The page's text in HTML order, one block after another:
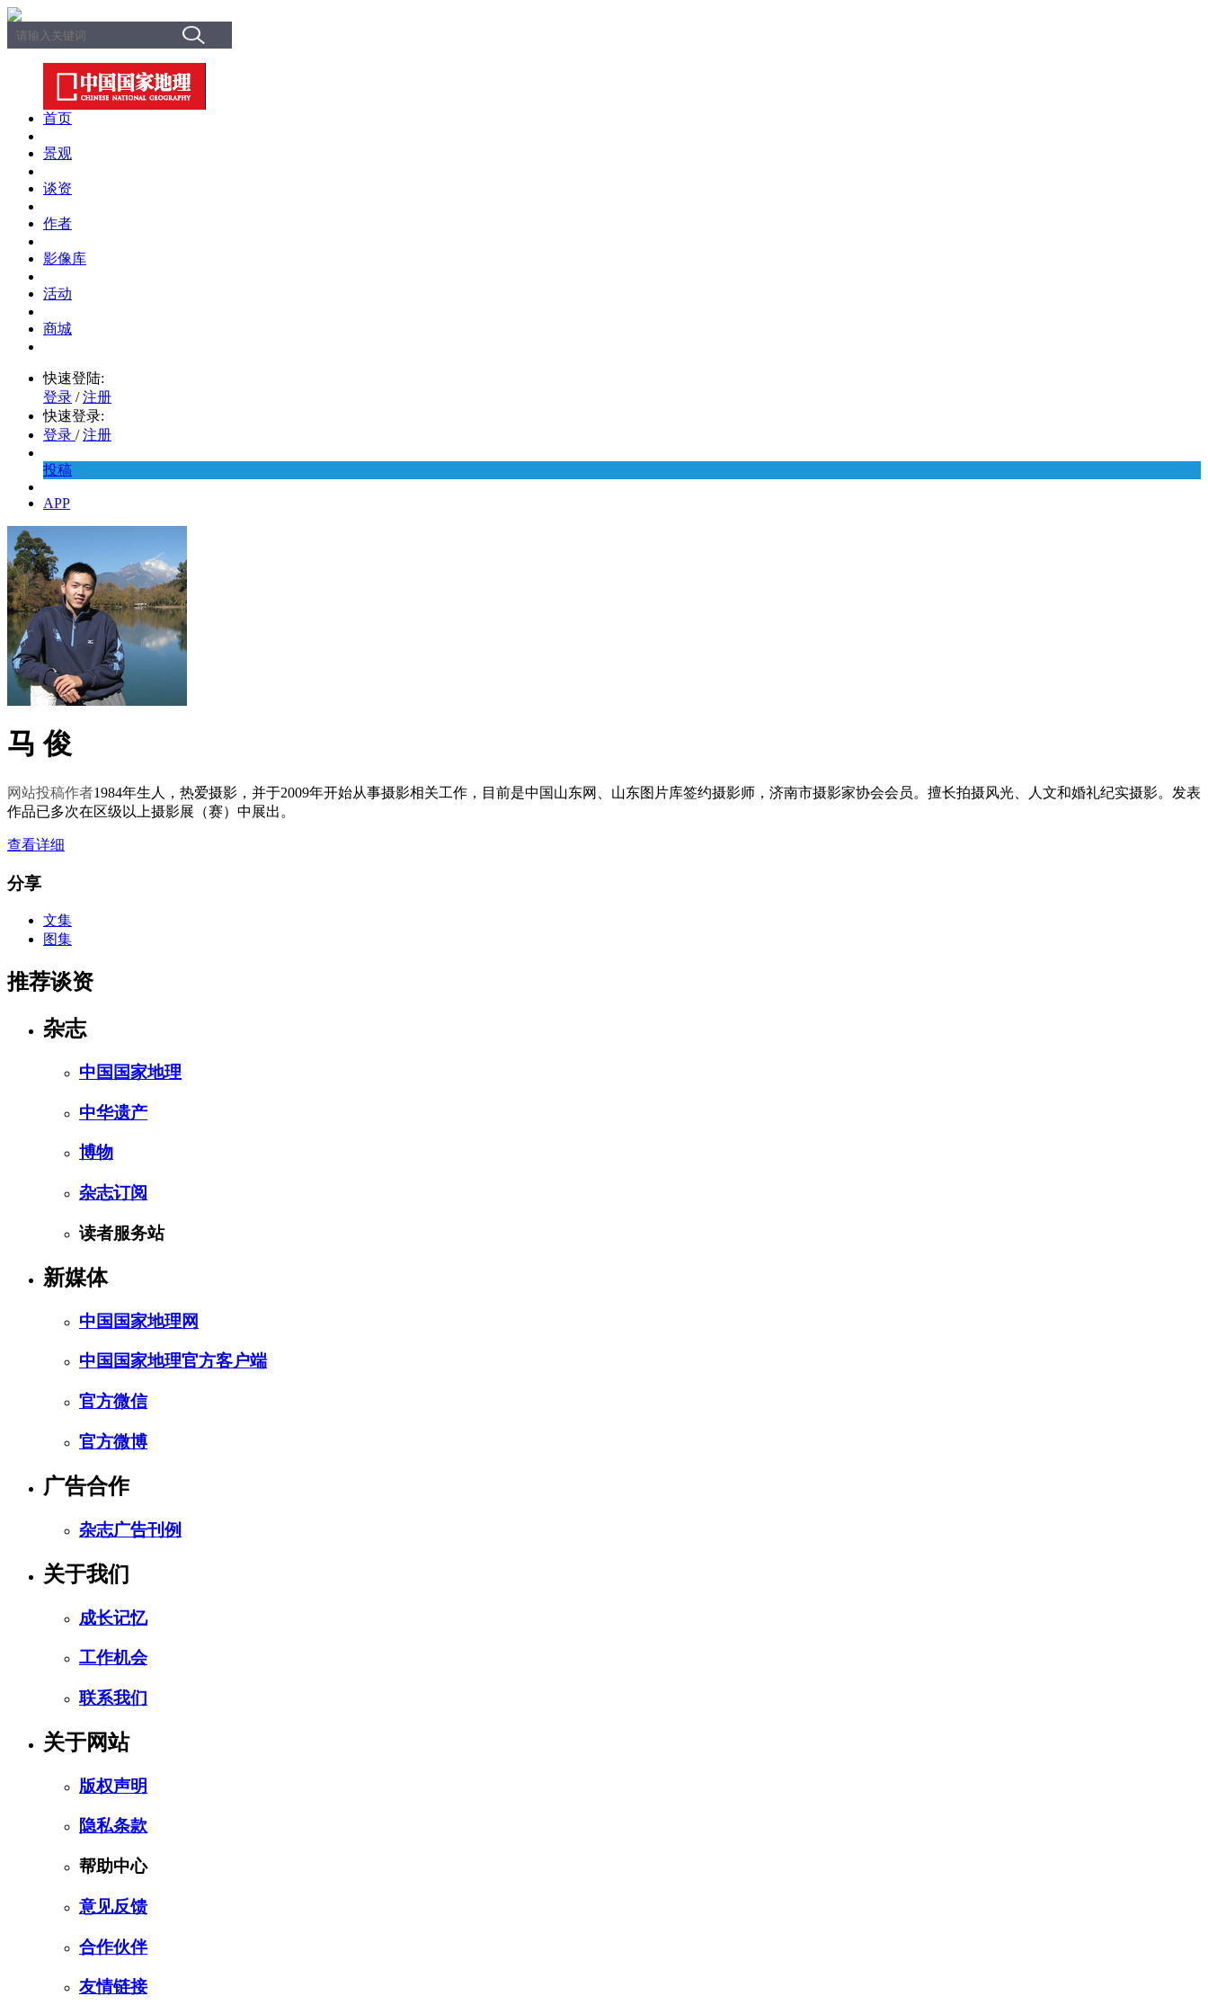
首页
景观
谈资
作者
影像库
活动
商城
快速登陆:
登录 / 注册
快速登录:
登录 / 注册
投稿
APP
马 俊
网站投稿作者1984年生人，热爱摄影，并于2009年开始从事摄影相关工作，目前是中国山东网、山东图片库签约摄影师，济南市摄影家协会会员。擅长拍摄风光、人文和婚礼纪实摄影。发表
作品已多次在区级以上摄影展（赛）中展出。
查看详细
分享
文集
图集
推荐谈资
杂志
中国国家地理
中华遗产
博物
杂志订阅
读者服务站
新媒体
中国国家地理网
中国国家地理官方客户端
官方微信
官方微博
广告合作
杂志广告刊例
关于我们
成长记忆
工作机会
联系我们
关于网站
版权声明
隐私条款
帮助中心
意见反馈
合作伙伴
友情链接